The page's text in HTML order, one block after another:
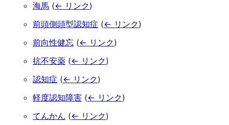
海馬 (← リンク)
前頭側頭型認知症 (← リンク)
前向性健忘 (← リンク)
抗不安薬 (← リンク)
認知症 (← リンク)
軽度認知障害 (← リンク)
てんかん (← リンク)